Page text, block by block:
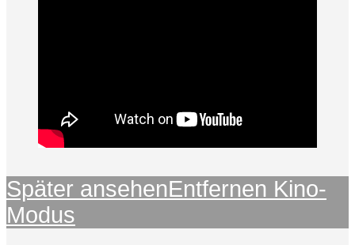
Später ansehenEntfernen Kino-
Modus